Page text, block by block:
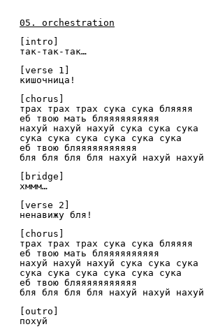
05. orchestration
[intro]
так-так-так…
[verse 1]
кишочница!
[chorus]
трах трах трах сука сука бляяяя
еб твою мать бляяяяяяяяяя
нахуй нахуй нахуй сука сука сука
сука сука сука сука сука сука
еб твою бляяяяяяяяяяя
бля бля бля бля нахуй нахуй нахуй
[bridge]
хммм…
[verse 2]
ненавижу бля!
[chorus]
трах трах трах сука сука бляяяя
еб твою мать бляяяяяяяяяя
нахуй нахуй нахуй сука сука сука
сука сука сука сука сука сука
еб твою бляяяяяяяяяяя
бля бля бля бля нахуй нахуй нахуй
[outro]
похуй